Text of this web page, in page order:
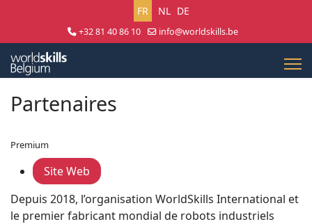
Sélectionnez votre langue
FR NL DE
+32 81 40 86 10
info@worldskills.be
Partenaires
Premium
Site Web
Depuis 2018, l’organisation WorldSkills International et
le premier fabricant mondial de robots industriels